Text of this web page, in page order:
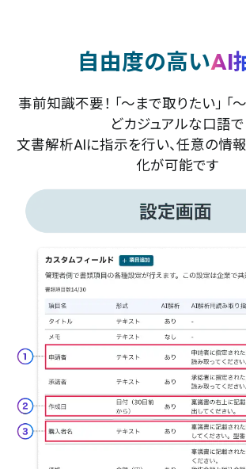
自由度の高いAI
事前知識不要！ 「～まで取りたい」 「
どカジュアルな口語で
文書解析AIに指示を行い、任意の情
化が可能です